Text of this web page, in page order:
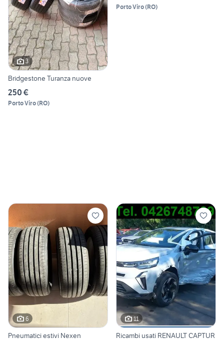
3
Bridgestone Turanza nuove
250 €
Porto Viro(RO)
Porto Viro(RO)
6
Pneumatici estivi Nexen
11
Ricambi usati RENAULT CAPTUR